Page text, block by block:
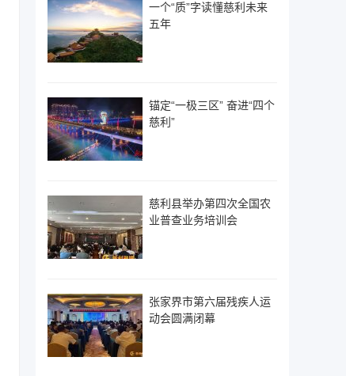
一个“质”字读懂慈利未来
五年
锚定“一极三区” 奋进“四个
慈利”
慈利县举办第四次全国农
业普查业务培训会
张家界市第六届残疾人运
动会圆满闭幕